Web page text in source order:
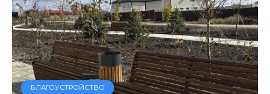
БЛАГОУСТРОЙСТВО